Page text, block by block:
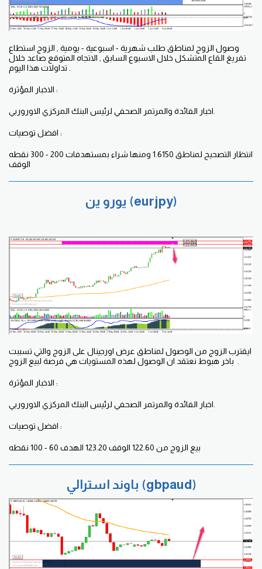
وصول الزوج لمناطق طلب شهرية - اسبوعية - يومية , الزوج استطاع
تفريغ القاع المتشكل خلال الاسبوع السابق , الاتجاه المتوقع صاعد خلال
الاخبار المؤثرة :
افضل توصيات :
انتظار التصحيح لمناطق 1.6150 ومنها شراء بمستهدفات 200 - 300 نقطه
يورو ين (eurjpy)
ايقترب الزوج من الوصول لمناطق عرض اورجينال على الزوج والتي تسببت
الاخبار المؤثرة :
افضل توصيات :
بيع الزوج من 122.60 الوقف 123.20 الهدف 60 - 100 نقطه
باوند استرالي (gbpaud)